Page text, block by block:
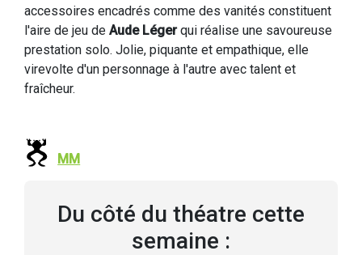
accessoires encadrés comme des vanités constituent
l'aire de jeu de Aude Légerqui réalise une savoureuse
prestation solo. Jolie, piquante et empathique, elle
virevolte d'un personnage à l'autre avec talent et
fraîcheur.
MM
Du côté du théatre cette
semaine :